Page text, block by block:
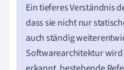
Ein tieferes Verständnis
dass sie nicht nur
auch ständig
Softwarearchitektur